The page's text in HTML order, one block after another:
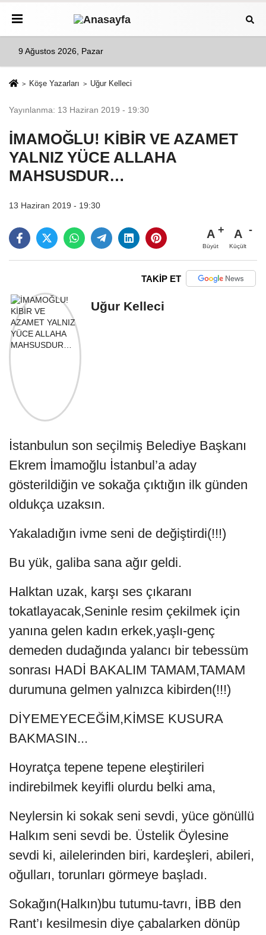
9 Ağustos 2026, Pazar
Köşe Yazarları Uğur Kelleci
Yayınlanma: 13 Haziran 2019 - 19:30
İMAMOĞLU! KİBİR VE AZAMET
YALNIZ YÜCE ALLAHA
MAHSUSDUR…
13 Haziran 2019 - 19:30
A
Büyüt
A
Küçült
TAKİP ET
Uğur Kelleci
İstanbulun son seçilmiş Belediye Başkanı
Ekrem İmamoğlu İstanbul’a aday
gösterildiğin ve sokağa çıktığın ilk günden
oldukça uzaksın.
Yakaladığın ivme seni de değiştirdi(!!!)
Bu yük, galiba sana ağır geldi.
Halktan uzak, karşı ses çıkaranı
tokatlayacak,Seninle resim çekilmek için
yanına gelen kadın erkek,yaşlı-genç
demeden dudağında yalancı bir tebessüm
sonrası HADİ BAKALIM TAMAM,TAMAM
durumuna gelmen yalnızca kibirden(!!!)
DİYEMEYECEĞİM,KİMSE KUSURA
BAKMASIN...
Hoyratça tepene tepene eleştirileri
indirebilmek keyifli olurdu belki ama,
Neylersin ki sokak seni sevdi, yüce gönüllü
Halkım seni sevdi be. Üstelik Öylesine
sevdi ki, ailelerinden biri, kardeşleri, abileri,
oğulları, torunları görmeye başladı.
Sokağın(Halkın)bu tutumu-tavrı, İBB den
Rant’ı kesilmesin diye çabalarken dönüp